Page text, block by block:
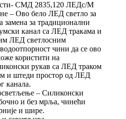
СМД 2835,120 ЛЕДс/М
– Ово бело ЛЕД светло за
замена за традиционални
канал са ЛЕД тракама и
ЛЕД светлосним
чини да се ово
користити на
рукав са ЛЕД траком
и штеди простор од ЛЕД
канала.
– Силиконски
и без мрља, чинећи
и шире.